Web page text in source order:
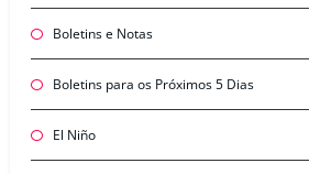
Boletins e Notas
Boletins para os Próximos 5 Dias
El Niño